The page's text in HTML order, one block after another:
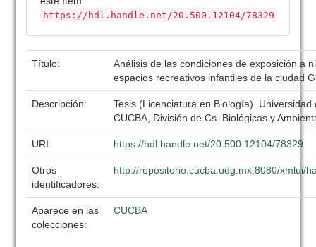
https://hdl.handle.net/20.500.12104/78329
Título:
Análisis de las condiciones de exposición a
espacios recreativos infantiles de la ciudad
Descripción:
Tesis (Licenciatura en Biología). Universidad
CUCBA, División de Cs. Biológicas y
URI: https://hdl.handle.net/20.500.12104/78329
Otros
identificadores:
http://repositorio.cucba.udg.mx:8080/xmlui/
Aparece en las
colecciones:
CUCBA